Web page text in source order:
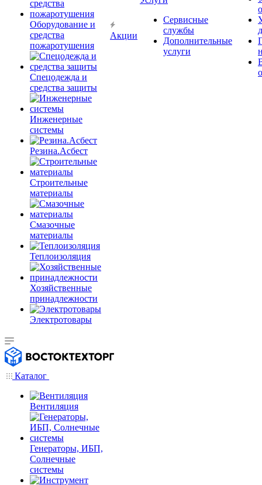
Оборудование и
средства
пожаротушения
Спецодежда и
средства защиты
Инженерные
системы
Резина.Асбест
Строительные
материалы
Смазочные
материалы
Теплоизоляция
Хозяйственные
принадлежности
Электротовары
Акции
Сервисные
службы
Дополнительные
услуги
Каталог
Вентиляция
Генераторы, ИБП,
Солнечные
системы